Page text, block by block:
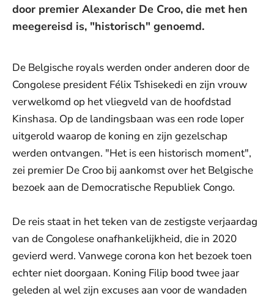
door premier Alexander De Croo, die met hen
meegereisd is, "historisch" genoemd.
De Belgische royals werden onder anderen door de
Congolese president Félix Tshisekedi en zijn vrouw
verwelkomd op het vliegveld van de hoofdstad
Kinshasa. Op de landingsbaan was een rode loper
uitgerold waarop de koning en zijn gezelschap
werden ontvangen. "Het is een historisch moment",
zei premier De Croo bij aankomst over het Belgische
bezoek aan de Democratische Republiek Congo.
De reis staat in het teken van de zestigste verjaardag
van de Congolese onafhankelijkheid, die in 2020
gevierd werd. Vanwege corona kon het bezoek toen
echter niet doorgaan. Koning Filip bood twee jaar
geleden al wel zijn excuses aan voor de wandaden